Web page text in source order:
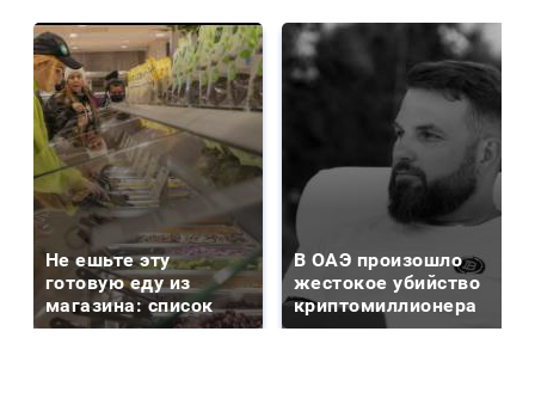
Не ешьте эту
готовую еду из
магазина: список
В ОАЭ произошло
жестокое убийство
криптомиллионера